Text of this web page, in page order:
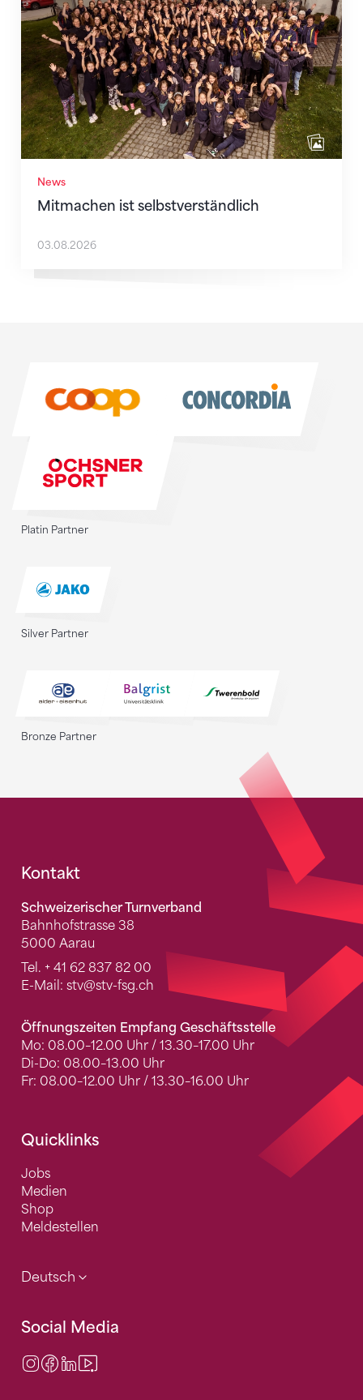
News
Mitmachen ist selbstverständlich
03.08.2026
Platin Partner
Silver Partner
Bronze Partner
Fusszeile
Kontakt
Schweizerischer Turnverband
Bahnhofstrasse 38
5000 Aarau
Tel. + 41 62 837 82 00
E-Mail: stv@stv-fsg.ch
Öffnungszeiten Empfang Geschäftsstelle
Mo: 08.00–12.00 Uhr / 13.30–17.00 Uhr
Di-Do: 08.00–13.00 Uhr
Fr: 08.00–12.00 Uhr / 13.30–16.00 Uhr
Quicklinks
Jobs
Medien
Shop
Meldestellen
Deutsch
Social Media
Instagram
Facebook
LinkedIn